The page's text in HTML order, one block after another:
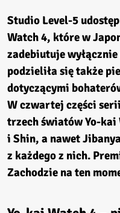
Studio Level-5
Watch 4, które w
zadebiutuje
podzieliła się także
dotyczącymi
W czwartej części
trzech światów Yo-
i Shin, a nawet
z każdego z nich.
Zachodzie na ten